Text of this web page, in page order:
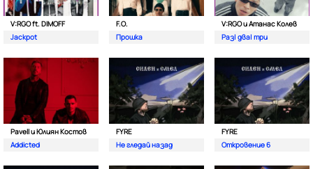
V:RGO ft. DIMOFF
Jackpot
F.O.
Прошка
V:RGO и Атанас Колев
Раз| два| три
Pavell и Юлиян Костов
Addicted
FYRE
Не гледай назад
FYRE
Откровение 6